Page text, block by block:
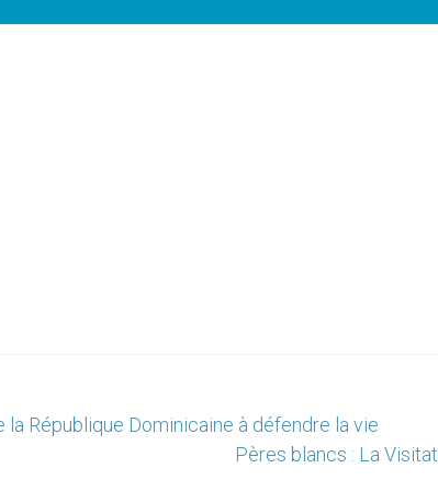
la République Dominicaine à défendre la vie
Pères blancs : La